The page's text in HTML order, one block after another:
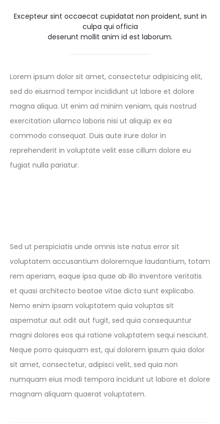
Excepteur sint occaecat cupidatat non proident, sunt in
culpa qui officia
deserunt mollit anim id est laborum.
Lorem ipsum dolor sit amet, consectetur adipisicing elit,
sed do eiusmod tempor incididunt ut labore et dolore
magna aliqua. Ut enim ad minim veniam, quis nostrud
exercitation ullamco laboris nisi ut aliquip ex ea
commodo consequat. Duis aute irure dolor in
reprehenderit in voluptate velit esse cillum dolore eu
fugiat nulla pariatur.
Sed ut perspiciatis unde omnis iste natus error sit
voluptatem accusantium doloremque laudantium, totam
rem aperiam, eaque ipsa quae ab illo inventore veritatis
et quasi architecto beatae vitae dicta sunt explicabo.
Nemo enim ipsam voluptatem quia voluptas sit
aspernatur aut odit aut fugit, sed quia consequuntur
magni dolores eos qui ratione voluptatem sequi nesciunt.
Neque porro quisquam est, qui dolorem ipsum quia dolor
sit amet, consectetur, adipisci velit, sed quia non
numquam eius modi tempora incidunt ut labore et dolore
magnam aliquam quaerat voluptatem.